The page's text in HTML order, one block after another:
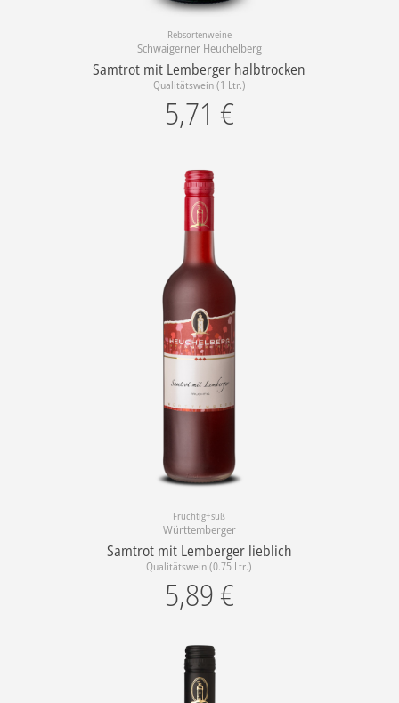
Rebsortenweine
Schwaigerner Heuchelberg
Samtrot mit Lemberger halbtrocken
Qualitätswein (1 Ltr.)
5,71 €
Fruchtig+süß
Württemberger
Samtrot mit Lemberger lieblich
Qualitätswein (0.75 Ltr.)
5,89 €